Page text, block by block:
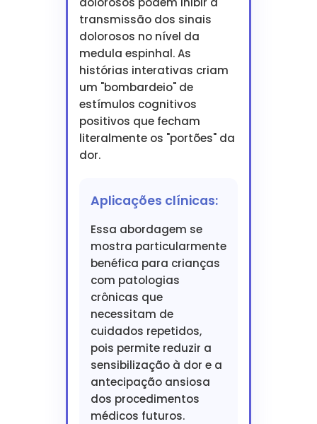
transmissão dos sinais
dolorosos no nível da
medula espinhal. As
histórias interativas criam
um "bombardeio" de
estímulos cognitivos
positivos que fecham
literalmente os "portões" da
dor.
Aplicações clínicas:
Essa abordagem se
mostra particularmente
benéfica para crianças
com patologias
crônicas que
necessitam de
cuidados repetidos,
pois permite reduzir a
sensibilização à dor e a
antecipação ansiosa
dos procedimentos
médicos futuros.